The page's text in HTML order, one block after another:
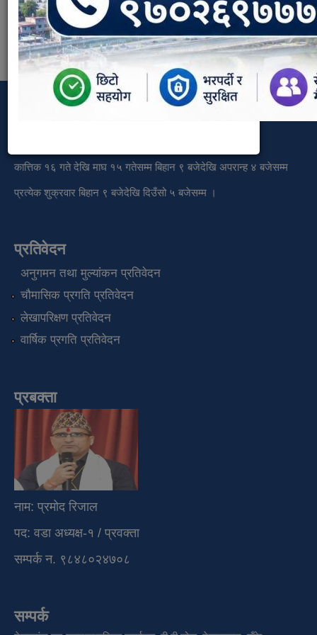
कात्तिक १६ गते देखि माघ १५ गतेसम्म बिहान ९ बजेदेखि अपरान्ह ४ बजेसम्म
प्रत्येक शुक्रवार बिहान ९ बजेदेखि दिउँसो ५ बजेसम्म ।
प्रतिवेदन
अनुगमन तथा मुल्यांकन प्रतिवेदन
चौमासिक प्रगति प्रतिवेदन
लेखापरिक्षण प्रतिवेदन
वार्षिक प्रगति प्रतिवेदन
प्रबक्ता
नाम: प्रमोद रिजाल
पद: वडा अध्यक्ष-१ / प्रवक्ता
सम्पर्क न. ९८४८०२४७०८
सम्पर्क